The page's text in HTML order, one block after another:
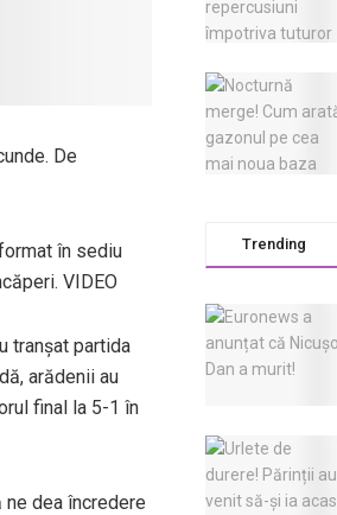
De
în sediu
VIDEO
tranșat partida
arădenii au
final la 5-1 în
dea încredere
Trending